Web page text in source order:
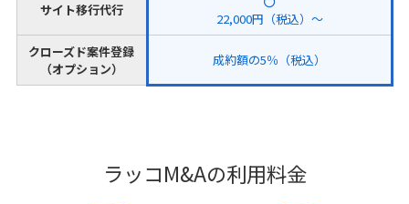
サイト移行代行
22,000円（税込）～
クローズド案件登録
（オプション）
成約額の5％（税込）
ラッコM&Aの利用料金